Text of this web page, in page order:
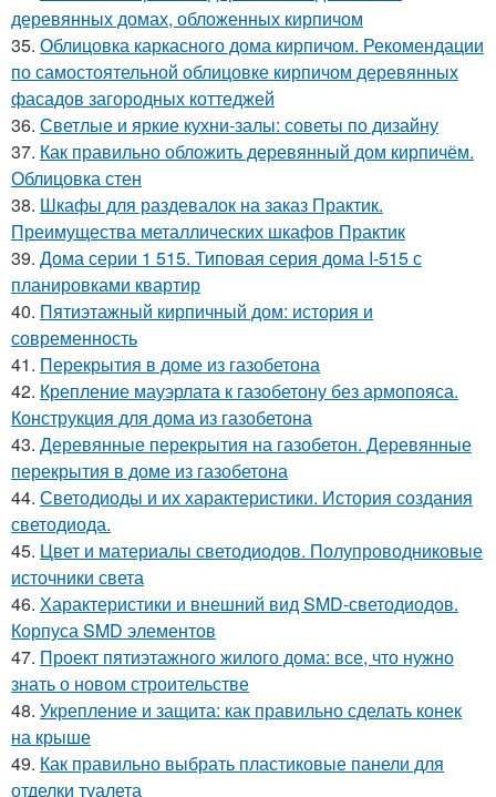
деревянных домах, обложенных кирпичом
35. Облицовка каркасного дома кирпичом. Рекомендации
по самостоятельной облицовке кирпичом деревянных
фасадов загородных коттеджей
36. Светлые и яркие кухни-залы: советы по дизайну
37. Как правильно обложить деревянный дом кирпичём.
Облицовка стен
38. Шкафы для раздевалок на заказ Практик.
Преимущества металлических шкафов Практик
39. Дома серии 1 515. Типовая серия дома I-515 с
планировками квартир
40. Пятиэтажный кирпичный дом: история и
современность
41. Перекрытия в доме из газобетона
42. Крепление мауэрлата к газобетону без армопояса.
Конструкция для дома из газобетона
43. Деревянные перекрытия на газобетон. Деревянные
перекрытия в доме из газобетона
44. Светодиоды и их характеристики. История создания
светодиода.
45. Цвет и материалы светодиодов. Полупроводниковые
источники света
46. Характеристики и внешний вид SMD-светодиодов.
Корпуса SMD элементов
47. Проект пятиэтажного жилого дома: все, что нужно
знать о новом строительстве
48. Укрепление и защита: как правильно сделать конек
на крыше
49. Как правильно выбрать пластиковые панели для
отделки туалета